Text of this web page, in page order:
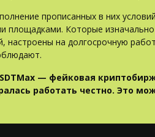
прописанных в них
площадками. Которые
настроены на долгосрочную
— фейковая
работать честно. Это